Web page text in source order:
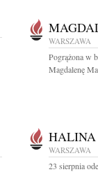
WARSZAWA
Pogrążona w
Magdalenę
HALINA
WARSZAWA
23 sierpnia